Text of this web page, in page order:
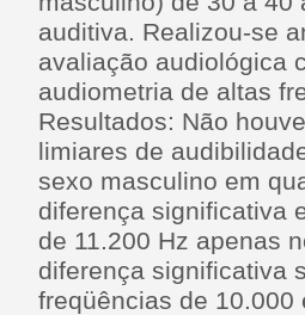
auditiva. Realizou-se
avaliação audiológica
audiometria de altas
Resultados: Não
limiares de
sexo masculino em
diferença significativa
de 11.200 Hz apenas
diferença significativa
freqüências de